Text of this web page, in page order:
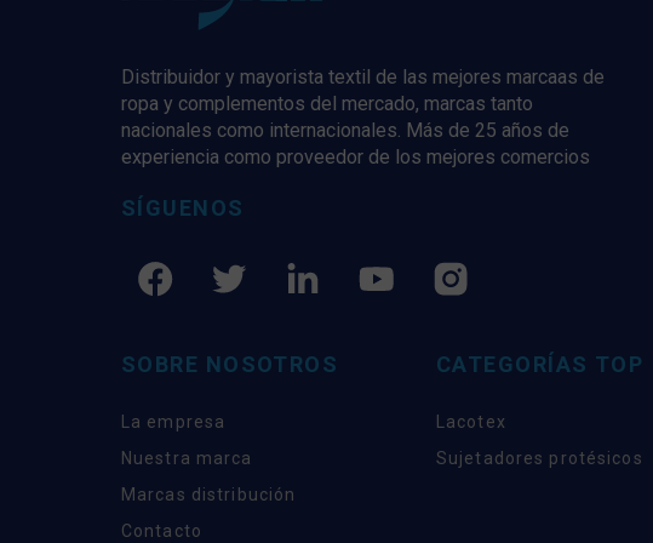
Distribuidor y mayorista textil de las mejores marcaas de
ropa y complementos del mercado, marcas tanto
nacionales como internacionales. Más de 25 años de
experiencia como proveedor de los mejores comercios
SÍGUENOS
SOBRE NOSOTROS
La empresa
Nuestra marca
Marcas distribución
Contacto
CATEGORÍAS TOP
Lacotex
Sujetadores protésicos